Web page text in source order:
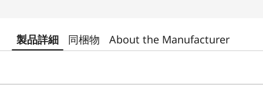
製品詳細 同梱物 About the Manufacturer